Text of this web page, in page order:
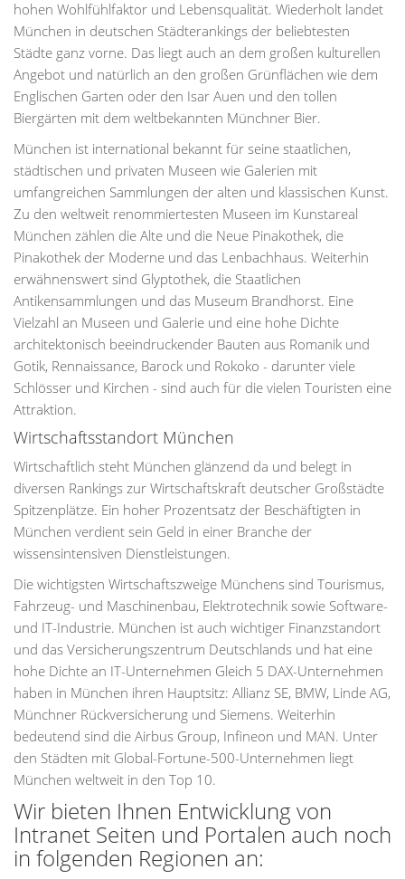
hohen Wohlfühlfaktor und Lebensqualität. Wiederholt landet
München in deutschen Städterankings der beliebtesten
Städte ganz vorne. Das liegt auch an dem großen kulturellen
Angebot und natürlich an den großen Grünflächen wie dem
Englischen Garten oder den Isar Auen und den tollen
Biergärten mit dem weltbekannten Münchner Bier.
München ist international bekannt für seine staatlichen,
städtischen und privaten Museen wie Galerien mit
umfangreichen Sammlungen der alten und klassischen Kunst.
Zu den weltweit renommiertesten Museen im Kunstareal
München zählen die Alte und die Neue Pinakothek, die
Pinakothek der Moderne und das Lenbachhaus. Weiterhin
erwähnenswert sind Glyptothek, die Staatlichen
Antikensammlungen und das Museum Brandhorst. Eine
Vielzahl an Museen und Galerie und eine hohe Dichte
architektonisch beeindruckender Bauten aus Romanik und
Gotik, Rennaissance, Barock und Rokoko - darunter viele
Schlösser und Kirchen - sind auch für die vielen Touristen eine
Attraktion.
Wirtschaftsstandort München
Wirtschaftlich steht München glänzend da und belegt in
diversen Rankings zur Wirtschaftskraft deutscher Großstädte
Spitzenplätze. Ein hoher Prozentsatz der Beschäftigten in
München verdient sein Geld in einer Branche der
wissensintensiven Dienstleistungen.
Die wichtigsten Wirtschaftszweige Münchens sind Tourismus,
Fahrzeug- und Maschinenbau, Elektrotechnik sowie Software-
und IT-Industrie. München ist auch wichtiger Finanzstandort
und das Versicherungszentrum Deutschlands und hat eine
hohe Dichte an IT-Unternehmen Gleich 5 DAX-Unternehmen
haben in München ihren Hauptsitz: Allianz SE, BMW, Linde AG,
Münchner Rückversicherung und Siemens. Weiterhin
bedeutend sind die Airbus Group, Infineon und MAN. Unter
den Städten mit Global-Fortune-500-Unternehmen liegt
München weltweit in den Top 10.
Wir bieten Ihnen Entwicklung von
Intranet Seiten und Portalen auch noch
in folgenden Regionen an: